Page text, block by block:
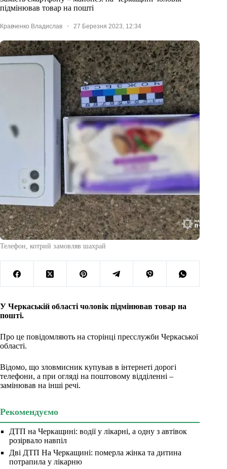
підмінював товар на пошті
Кравченко Владислав 27 Березня 2023, 12:34
Телефон, котрий замовляв шахрай
У Черкаській області чоловік підмінював товар на
пошті.
Про це повідомляють на сторінці пресслужби Черкаської
області.
Відомо, що зловмисник купував в інтернеті дорогі
телефони, а при огляді на поштовому відділенні –
замінював на інші речі.
Рекомендуємо
ДТП на Черкащині: водії у лікарні, а одну з автівок
розірвало навпіл
Дві ДТП На Черкащині: померла жінка та дитина
потрапила у лікарню